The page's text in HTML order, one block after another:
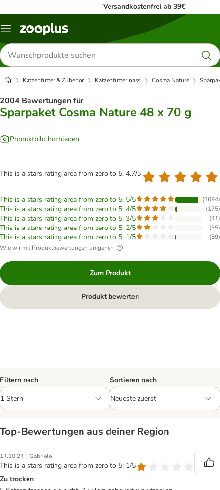
Versandkostenfrei ab 39€
Menü
Produkte
suchen
Katzenfutter & Zubehör Katzenfutter nass Cosma Nature
2004 Bewertungen für
Sparpaket Cosma Nature 48 x 70 g
Produktbild hochladen
This is a stars rating area from zero to 5: 4.7/5
This is a stars rating area from zero to 5: 5/5 (1694)
This is a stars rating area from zero to 5: 4/5 (175)
This is a stars rating area from zero to 5: 3/5 (41)
This is a stars rating area from zero to 5: 2/5 (35)
This is a stars rating area from zero to 5: 1/5 (59)
Wie wir mit Produktbewertungen umgehen
Zum Produkt
Produkt bewerten
Filtern nach Sortieren nach
Top‑Bewertungen aus deiner Region
14.10.24 | Gabriele
This is a stars rating area from zero to 5: 1/5
Zu trocken